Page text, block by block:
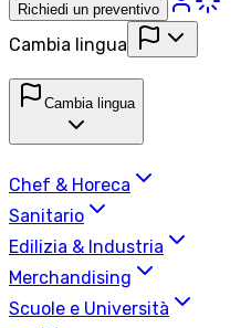
Richiedi un preventivo
Cambia lingua
Cambia lingua
Chef & Horeca
Sanitario
Edilizia & Industria
Merchandising
Scuole e Università